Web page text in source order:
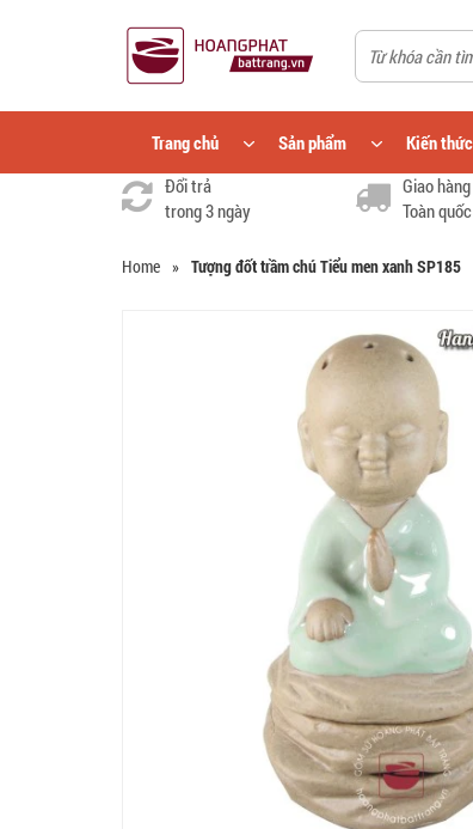
Trang chủ Sản phẩm Kiến
Đổi trả
trong 3 ngày
Giao hàng
Toàn quốc
Home » Tượng đốt trầm chú Tiểu men xanh SP185